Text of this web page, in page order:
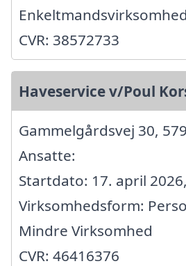
Enkeltmandsvirksomhed
CVR: 38572733
Haveservice v/Poul
Gammelgårdsvej 30,
Ansatte:
Startdato: 17. april 2026,
Virksomhedsform:
Mindre Virksomhed
CVR: 46416376